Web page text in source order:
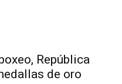
República
de oro